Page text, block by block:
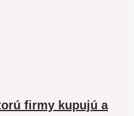
firmy kupujú a